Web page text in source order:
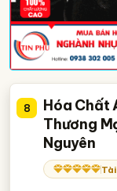
8
Hóa Chất
Thương
Nguyên